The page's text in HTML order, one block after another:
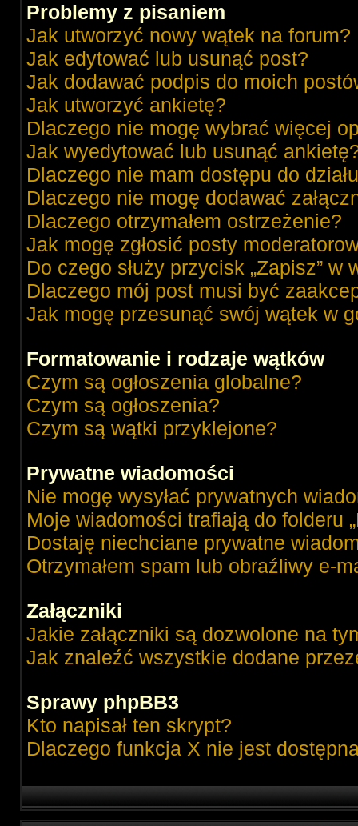
Problemy z pisaniem
Jak utworzyć nowy wątek na forum?
Jak edytować lub usunąć post?
Jak dodawać podpis do moich
Jak utworzyć ankietę?
Dlaczego nie mogę wybrać więcej
Jak wyedytować lub usunąć
Dlaczego nie mam dostępu do
Dlaczego nie mogę dodawać
Dlaczego otrzymałem ostrzeżenie?
Jak mogę zgłosić posty
Do czego służy przycisk „Zapisz”
Dlaczego mój post musi być
Jak mogę przesunąć swój wątek w
Formatowanie i rodzaje wątków
Czym są ogłoszenia globalne?
Czym są ogłoszenia?
Czym są wątki przyklejone?
Prywatne wiadomości
Nie mogę wysyłać prywatnych
Moje wiadomości trafiają do folderu
Dostaję niechciane prywatne
Otrzymałem spam lub obraźliwy e-
Załączniki
Jakie załączniki są dozwolone na
Jak znaleźć wszystkie dodane
Sprawy phpBB3
Kto napisał ten skrypt?
Dlaczego funkcja X nie jest